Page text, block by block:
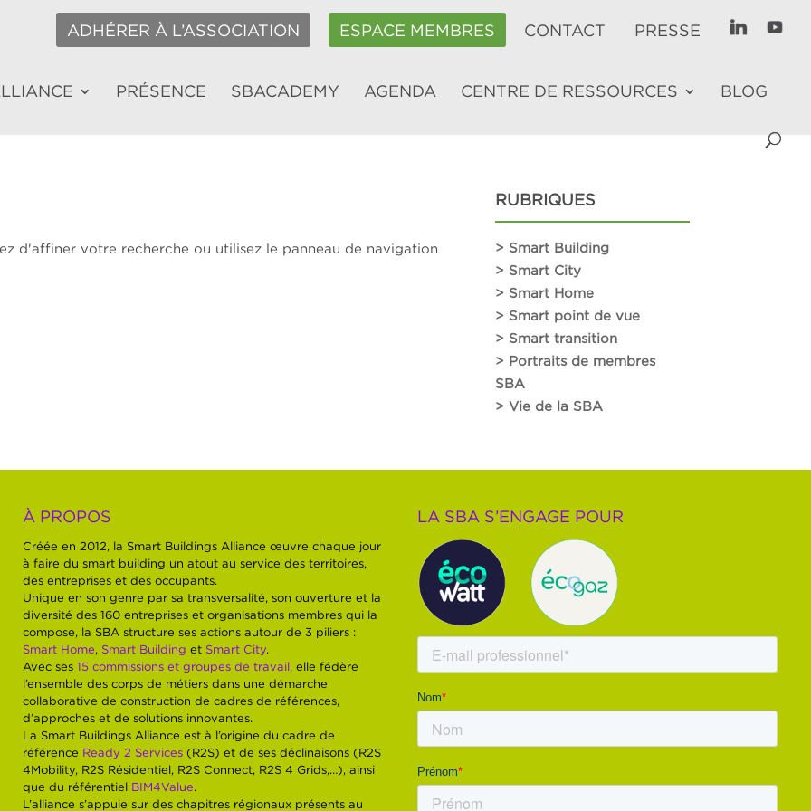
ADHÉRER À L’ASSOCIATION ESPACE MEMBRES CONTACT PRESSE
PRÉSENCE SBACADEMY AGENDA CENTRE DE RESSOURCES BLOG
d'affiner votre recherche ou utilisez le panneau de navigation
RUBRIQUES
> Smart Building
> Smart City
> Smart Home
> Smart point de vue
> Smart transition
> Portraits de membres
SBA
> Vie de la SBA
À PROPOS
Créée en 2012, la Smart Buildings Alliance œuvre chaque jour
à faire du smart building un atout au service des territoires,
des entreprises et des occupants.
Unique en son genre par sa transversalité, son ouverture et la
diversité des 160 entreprises et organisations membres qui la
compose, la SBA structure ses actions autour de 3 piliers :
Smart Home, Smart Building et Smart City.
Avec ses15 commissions et groupes de travail, elle fédère
l’ensemble des corps de métiers dans une démarche
collaborative de construction de cadres de références,
d’approches et de solutions innovantes.
La Smart Buildings Alliance est à l’origine du cadre de
référence Ready 2 Services (R2S) et de ses déclinaisons (R2S
4Mobility, R2S Résidentiel, R2S Connect, R2S 4 Grids,…), ainsi
que du référentiel BIM4Value.
L’alliance s’appuie sur des chapitres régionaux présents au
LA SBA S’ENGAGE POUR